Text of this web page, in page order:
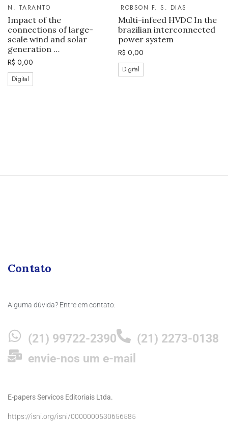
N. TARANTO
Impact of the
connections of large-
scale wind and solar
generation …
R$ 0,00
Digital
ROBSON F. S. DIAS
Multi-infeed HVDC In the
brazilian interconnected
power system
R$ 0,00
Digital
Contato
Alguma dúvida? Entre em contato:
(21) 99722-2390
(21) 2273-0138
envie-nos um e-mail
E-papers Servicos Editoriais Ltda.
https://isni.org/isni/0000000530656585